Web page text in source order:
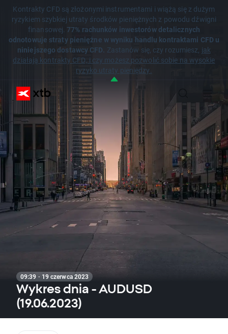
Kontrakty CFD są złożonymi instrumentami i wiążą się z dużym
ryzykiem szybkiej utraty środków pieniężnych z powodu dźwigni
finansowej.77% rachunków inwestorów detalicznych
odnotowuje straty pieniężne w wyniku handlu kontraktami CFD u
niniejszego dostawcy CFD. Zastanów się, czy rozumiesz, jak
działają kontrakty CFD, i czy możesz pozwolić sobie na wysokie
ryzyko utraty pieniędzy.
09:39 · 19 czerwca 2023
Wykres dnia - AUDUSD
(19.06.2023)